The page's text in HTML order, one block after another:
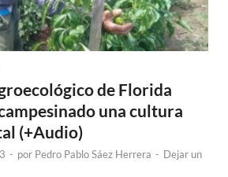
de Florida
una cultura
(+Audio)
- por Pedro Pablo Sáez Herrera - Dejar un